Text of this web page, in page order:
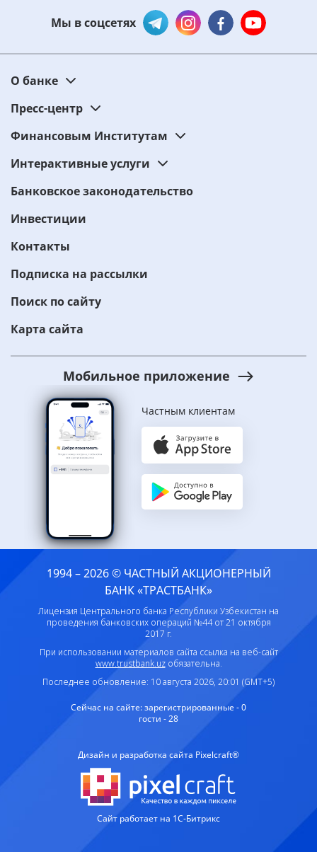
Мы в соцсетях
О банке
Пресс-центр
Финансовым Институтам
Интерактивные услуги
Банковское законодательство
Инвестиции
Контакты
Подписка на рассылки
Поиск по сайту
Карта сайта
Мобильное приложение
Частным клиентам
1994 – 2026 © ЧАСТНЫЙ АКЦИОНЕРНЫЙ
БАНК «ТРАСТБАНК»
Лицензия Центрального банка Республики Узбекистан на
проведения банковских операций №44 от 21 октября
2017 г.
При использовании материалов сайта ссылка на веб-сайт
www.trustbank.uzобязательна.
Последнее обновление: 10 августа 2026, 20:01 (GMT+5)
Сейчас на сайте:зарегистрированные - 0
гости - 28
Дизайн и разработка сайта Pixelcraft®
Сайт работает на 1C-Битрикс